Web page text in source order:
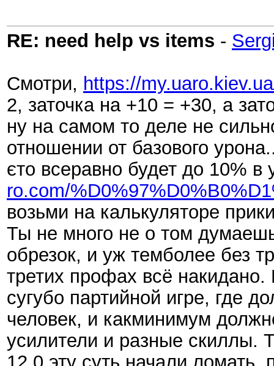
RE: need help vs items -
Смотри, https://
2, заточка на +10 = +30, а
ну на самом то деле не
отношении от базового
єто всеравно будет до 10% в
ro.com/
возьми на калькуляторе
Ты не много не о том
обрезок, и уж темболее без
третих профах всё
сугубо партийной игре, где
человек, и какминимум
усилители и разные скиллы.
12.0 эту суть начали ломать,